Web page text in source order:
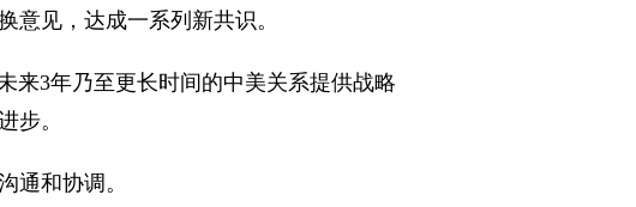
见，达成一系列新共识。
来3年乃至更长时间的中美关系提供战略
步。
通和协调。